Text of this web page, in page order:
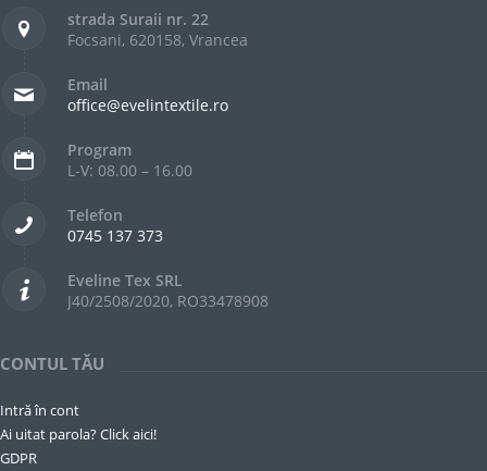
strada Suraii nr. 22
Focsani, 620158, Vrancea
Email
office@evelintextile.ro
Program
L-V: 08.00 – 16.00
Telefon
0745 137 373
Eveline Tex SRL
J40/2508/2020, RO33478908
CONTUL TĂU
Intră în cont
Ai uitat parola? Click aici!
GDPR